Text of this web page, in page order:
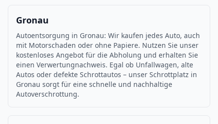
Gronau
Autoentsorgung in Gronau: Wir kaufen jedes Auto, auch
mit Motorschaden oder ohne Papiere. Nutzen Sie unser
kostenloses Angebot für die Abholung und erhalten Sie
einen Verwertungnachweis. Egal ob Unfallwagen, alte
Autos oder defekte Schrottautos – unser Schrottplatz in
Gronau sorgt für eine schnelle und nachhaltige
Autoverschrottung.